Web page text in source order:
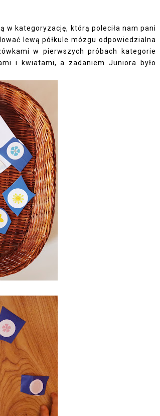
w kategoryzację, którą poleciła nam pani
lewą półkule mózgu odpowiedzialna
w pierwszych próbach kategorie
i kwiatami, a zadaniem Juniora było